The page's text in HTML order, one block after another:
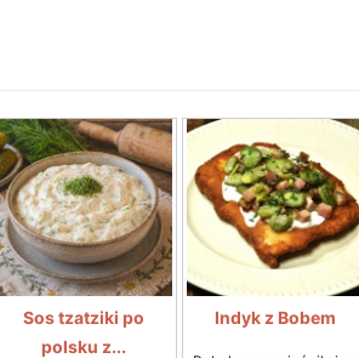
Sos tzatziki po
polsku z...
Indyk z Bobem